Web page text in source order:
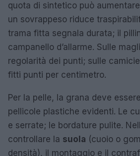
quota di sintetico può
un sovrappeso riduce
trama fitta segnala durata; il
campanello d’allarme. Sulle
regolarità dei punti; sulle
fitti punti per centimetro.
Per la pelle, la grana deve
pellicole plastiche evidenti. Le
e serrate; le bordature pulite.
controllare la suola (cuoio o
densità), il montaggio e il